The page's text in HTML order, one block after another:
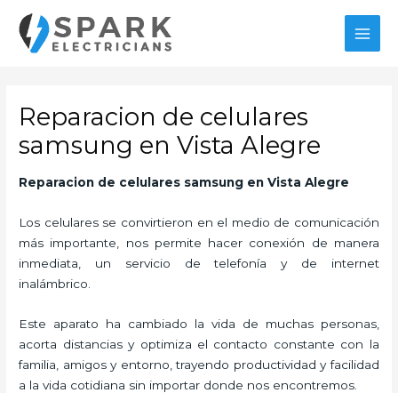
contenido
Reparacion de celulares
samsung en Vista Alegre
Reparacion de celulares samsung en Vista Alegre
Los celulares se convirtieron en el medio de comunicación
más importante, nos permite hacer conexión de manera
inmediata, un servicio de telefonía y de internet
inalámbrico.
Este aparato ha cambiado la vida de muchas personas,
acorta distancias y optimiza el contacto constante con la
familia, amigos y entorno, trayendo productividad y facilidad
a la vida cotidiana sin importar donde nos encontremos.